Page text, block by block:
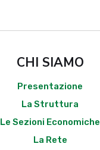
CHI SIAMO
Presentazione
La Struttura
Le Sezioni Economiche
La Rete